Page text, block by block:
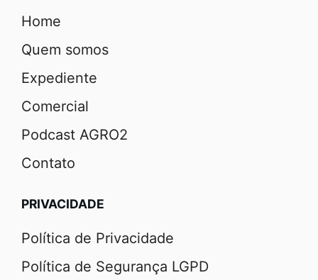
Home
Quem somos
Expediente
Comercial
Podcast AGRO2
Contato
PRIVACIDADE
Política de Privacidade
Política de Segurança LGPD